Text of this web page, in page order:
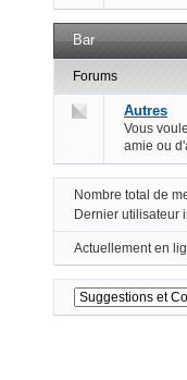
Bar
Forums
Autres
Vous
amie ou
Nombre total de
Dernier utilisateur
Actuellement en